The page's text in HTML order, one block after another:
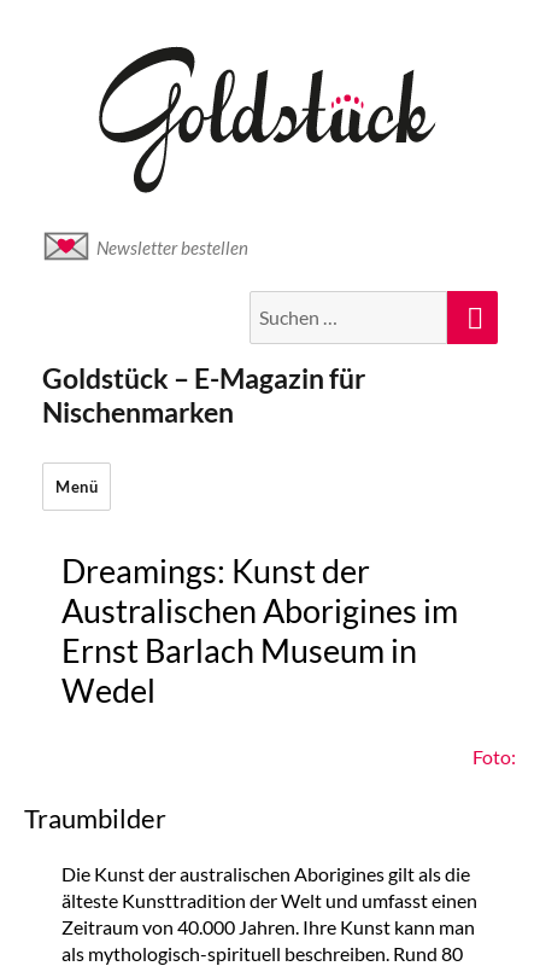
Newsletter bestellen
nach:
Goldstück – E-Magazin für
Nischenmarken
Menü
Dreamings: Kunst der
Australischen Aborigines im
Ernst Barlach Museum in
Wedel
Foto:
Traumbilder
Die Kunst der australischen Aborigines gilt als die
älteste Kunsttradition der Welt und umfasst einen
Zeitraum von 40.000 Jahren. Ihre Kunst kann man
als mythologisch-spirituell beschreiben. Rund 80